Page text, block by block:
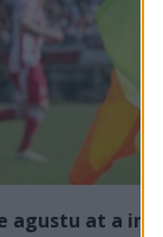
agustu at a